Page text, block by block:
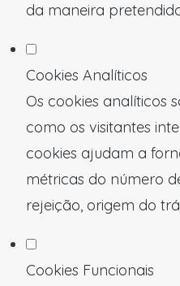
da maneira
Cookies Analíticos
Os cookies analíticos
como os visitantes
cookies ajudam a
métricas do número
rejeição, origem do
Cookies Funcionais